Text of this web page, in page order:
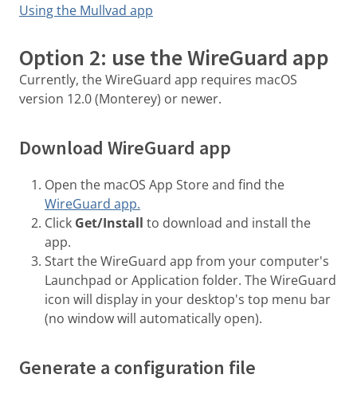
Using the Mullvad app
Option 2: use the WireGuard app
Currently, the WireGuard app requires macOS
version 12.0 (Monterey) or newer.
Download WireGuard app
Open the macOS App Store and find the
WireGuard app.
Click Get/Install to download and install the
app.
Start the WireGuard app from your computer's
Launchpad or Application folder. The WireGuard
icon will display in your desktop's top menu bar
(no window will automatically open).
Generate a configuration file